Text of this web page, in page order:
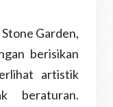
Garden,
berisikan
artistik
beraturan.